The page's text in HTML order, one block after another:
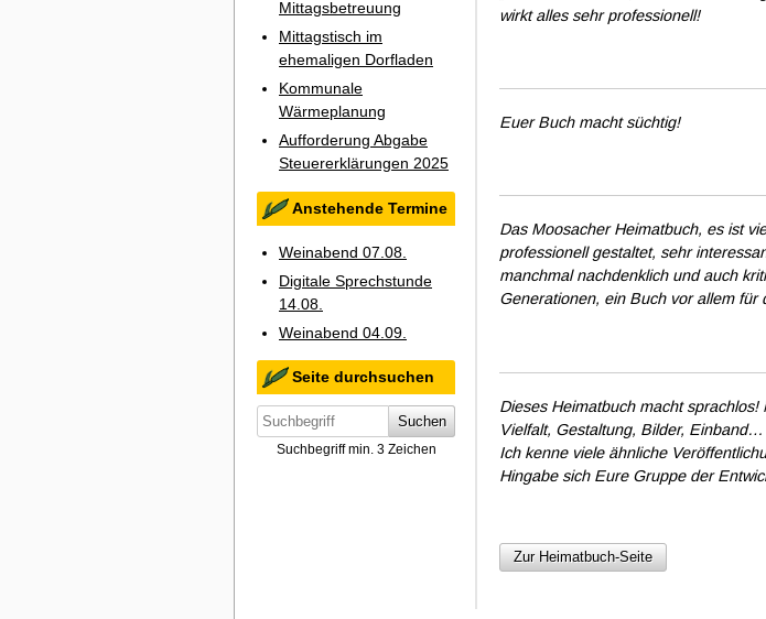
Mittagsbetreuung
Mittagstisch im
ehemaligen Dorfladen
Kommunale
Wärmeplanung
Aufforderung Abgabe
Steuererklärungen 2025
Anstehende Termine
Weinabend 07.08.
Digitale Sprechstunde
14.08.
Weinabend 04.09.
Seite durchsuchen
Suchen
Suchbegriff min. 3 Zeichen
wirkt alles sehr professionell!
Euer Buch macht süchtig!
Das Moosacher Heimatbuch, es ist
professionell gestaltet, sehr
manchmal nachdenklich und auch
Generationen, ein Buch vor allem für
Dieses Heimatbuch macht
Vielfalt, Gestaltung, Bilder,
Ich kenne viele ähnliche
Hingabe sich Eure Gruppe der
Zur Heimatbuch-Seite